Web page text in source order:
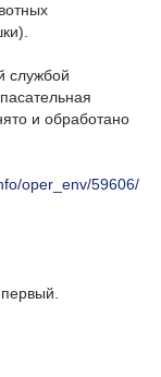
службой
и обработано
oper_env/59606/